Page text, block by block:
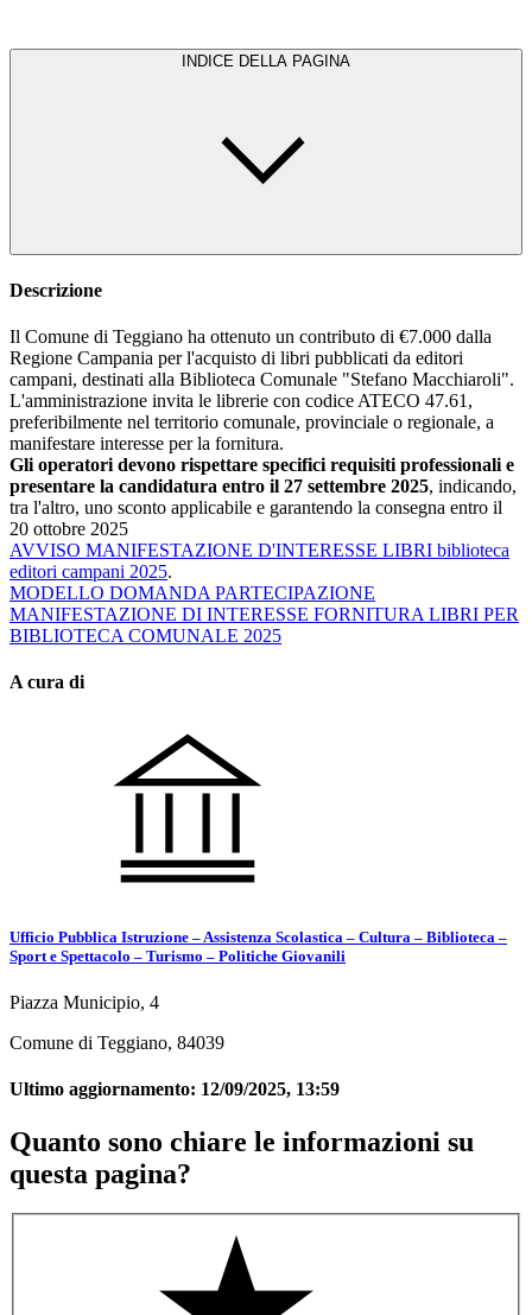
INDICE DELLA PAGINA
Descrizione
Il Comune di Teggiano ha ottenuto un contributo di €7.000 dalla
Regione Campania per l'acquisto di libri pubblicati da editori
campani, destinati alla Biblioteca Comunale "Stefano Macchiaroli".
L'amministrazione invita le librerie con codice ATECO 47.61,
preferibilmente nel territorio comunale, provinciale o regionale, a
manifestare interesse per la fornitura.
Gli operatori devono rispettare specifici requisiti professionali e
presentare la candidatura entro il 27 settembre 2025, indicando,
tra l'altro, uno sconto applicabile e garantendo la consegna entro il
20 ottobre 2025
AVVISO MANIFESTAZIONE D'INTERESSE LIBRI biblioteca
editori campani 2025.
MODELLO DOMANDA PARTECIPAZIONE
MANIFESTAZIONE DI INTERESSE FORNITURA LIBRI PER
BIBLIOTECA COMUNALE 2025
A cura di
Ufficio Pubblica Istruzione – Assistenza Scolastica – Cultura – Biblioteca –
Sport e Spettacolo – Turismo – Politiche Giovanili
Piazza Municipio, 4
Comune di Teggiano, 84039
Ultimo aggiornamento: 12/09/2025, 13:59
Quanto sono chiare le informazioni su
questa pagina?